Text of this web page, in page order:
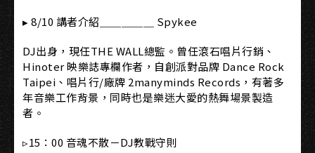
▸ 8/10 講者介紹＿＿＿＿＿ Spykee
DJ出身，現任THE WALL總監。曾任滾石唱片行銷、
Hinoter 映樂誌專欄作者，自創派對品牌 Dance Rock
Taipei、唱片行/廠牌 2manyminds Records，有著多
年音樂工作背景，同時也是樂迷大愛的熱舞場景製造
者。
▹15：00 音魂不散－DJ教戰守則